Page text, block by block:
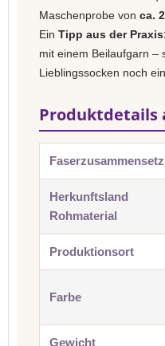
Maschenprobe von ca.
Ein Tipp aus der
mit einem Beilaufgarn –
Lieblingssocken noch
Produktdetails
Herkunftsland
Rohmaterial
Produktionsort
Farbe
Gewicht